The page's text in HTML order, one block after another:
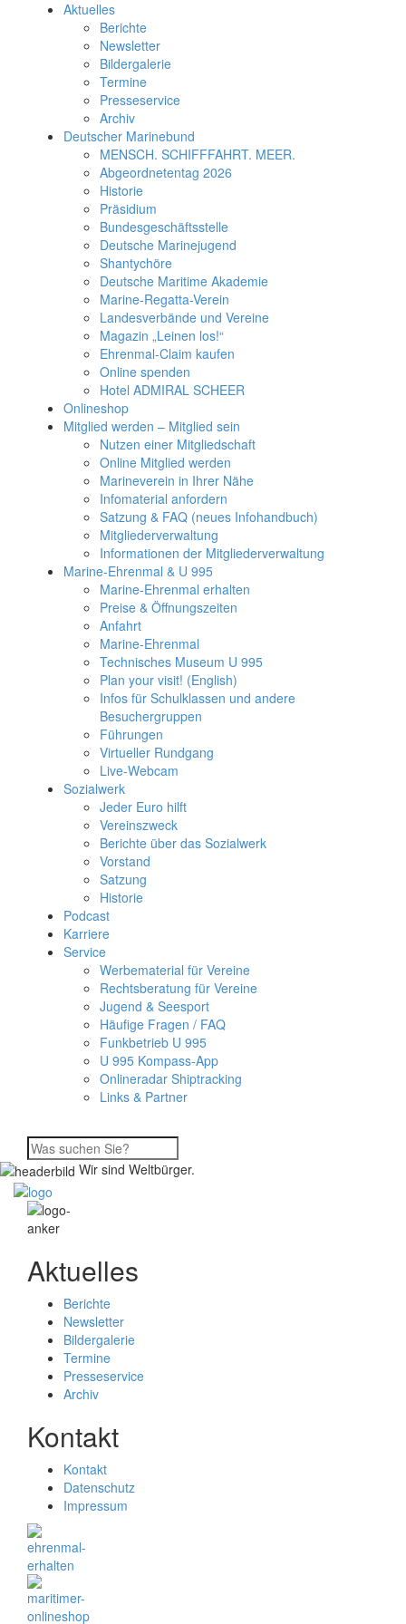
Aktuelles
Berichte
Newsletter
Bildergalerie
Termine
Presseservice
Archiv
Deutscher Marinebund
MENSCH. SCHIFFFAHRT. MEER.
Abgeordnetentag 2026
Historie
Präsidium
Bundesgeschäftsstelle
Deutsche Marinejugend
Shantychöre
Deutsche Maritime Akademie
Marine-Regatta-Verein
Landesverbände und Vereine
Magazin „Leinen los!“
Ehrenmal-Claim kaufen
Online spenden
Hotel ADMIRAL SCHEER
Onlineshop
Mitglied werden – Mitglied sein
Nutzen einer Mitgliedschaft
Online Mitglied werden
Marineverein in Ihrer Nähe
Infomaterial anfordern
Satzung & FAQ (neues Infohandbuch)
Mitgliederverwaltung
Informationen der Mitgliederverwaltung
Marine-Ehrenmal & U 995
Marine-Ehrenmal erhalten
Preise & Öffnungszeiten
Anfahrt
Marine-Ehrenmal
Technisches Museum U 995
Plan your visit! (English)
Infos für Schulklassen und andere
Besuchergruppen
Führungen
Virtueller Rundgang
Live-Webcam
Sozialwerk
Jeder Euro hilft
Vereinszweck
Berichte über das Sozialwerk
Vorstand
Satzung
Historie
Podcast
Karriere
Service
Werbematerial für Vereine
Rechtsberatung für Vereine
Jugend & Seesport
Häufige Fragen / FAQ
Funkbetrieb U 995
U 995 Kompass-App
Onlineradar Shiptracking
Links & Partner
Wir sind Weltbürger.
Aktuelles
Berichte
Newsletter
Bildergalerie
Termine
Presseservice
Archiv
Kontakt
Kontakt
Datenschutz
Impressum